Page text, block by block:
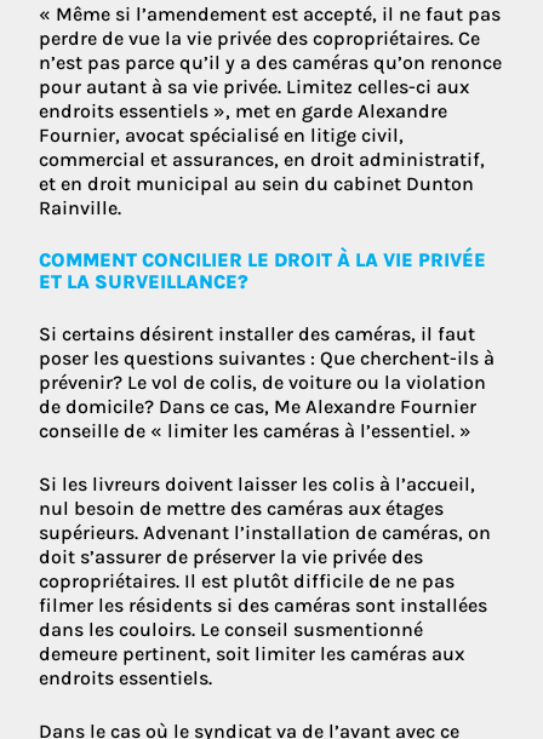
« Même si l’amendement est accepté, il ne faut pas
perdre de vue la vie privée des copropriétaires. Ce
n’est pas parce qu’il y a des caméras qu’on renonce
pour autant à sa vie privée. Limitez celles-ci aux
endroits essentiels », met en garde Alexandre
Fournier, avocat spécialisé en litige civil,
commercial et assurances, en droit administratif,
et en droit municipal au sein du cabinet Dunton
Rainville.
COMMENT CONCILIER LE DROIT À LA VIE PRIVÉE
ET LA SURVEILLANCE?
Si certains désirent installer des caméras, il faut
poser les questions suivantes : Que cherchent-ils à
prévenir? Le vol de colis, de voiture ou la violation
de domicile? Dans ce cas, Me Alexandre Fournier
conseille de « limiter les caméras à l’essentiel. »
Si les livreurs doivent laisser les colis à l’accueil,
nul besoin de mettre des caméras aux étages
supérieurs. Advenant l’installation de caméras, on
doit s’assurer de préserver la vie privée des
copropriétaires. Il est plutôt difficile de ne pas
filmer les résidents si des caméras sont installées
dans les couloirs. Le conseil susmentionné
demeure pertinent, soit limiter les caméras aux
endroits essentiels.
Dans le cas où le syndicat va de l’avant avec ce